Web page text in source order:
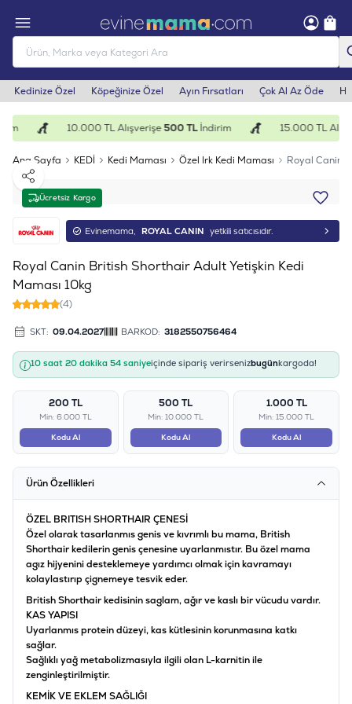
Kedinize Özel Köpeğinize Özel Ayın Fırsatları Çok Al Az Öde
10.000 TL Alışverişe500 TLİndirim 15.000 TL
Ana Sayfa KEDİ Kedi Maması Özel Irk Kedi Maması Royal Canin
Ücretsiz Kargo
Paylaş
Evinemama, ROYAL CANIN yetkili satıcısıdır.
Royal Canin British Shorthair Adult Yetişkin Kedi
Maması 10kg
(4)
SKT: 09.04.2027 BARKOD: 3182550756464
10 saat 20 dakika 54 saniyeiçinde sipariş verirsenizbugünkargoda!
200 TL
Min: 6.000 TL
Kodu Al
500 TL
Min: 10.000 TL
Kodu Al
1.000 TL
Min: 15.000 TL
Kodu Al
Ürün Özellikleri
ÖZEL BRITISH SHORTHAIR ÇENESİ
Özel olarak tasarlanmıs genis ve kıvrımlı bu mama, British
Shorthair kedilerin genis çenesine uyarlanmıstır. Bu özel mama
agız hijyenini desteklemeye yardımcı olmak için kavramayı
kolaylastırıp çignemeye tesvik eder.
British Shorthair kedisinin saglam, ağır ve kaslı bir vücudu vardır.
KAS YAPISI
Uyarlanmıs protein düzeyi, kas kütlesinin korunmasına katkı
sağlar.
Sağlıklı yağ metabolizmasıyla ilgili olan L-karnitin ile
zenginleştirilmiştir.
KEMİK VE EKLEM SAĞLIĞI